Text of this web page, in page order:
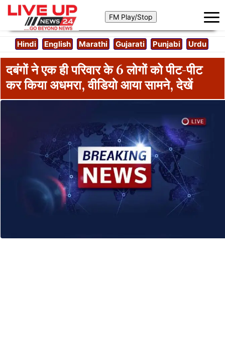
Hindi English Marathi Gujarati Punjabi Urdu
दबंगों ने एक ही परिवार के 6 लोगों को पीट-पीट
कर किया अधमरा, वीडियो आया सामने, देखें